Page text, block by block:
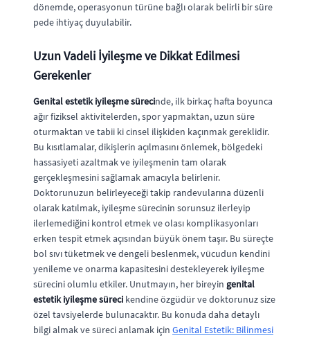
dönemde, operasyonun türüne bağlı olarak belirli bir süre
pede ihtiyaç duyulabilir.
Uzun Vadeli İyileşme ve Dikkat Edilmesi
Gerekenler
Genital estetik iyileşme sürecinde, ilk birkaç hafta boyunca
ağır fiziksel aktivitelerden, spor yapmaktan, uzun süre
oturmaktan ve tabii ki cinsel ilişkiden kaçınmak gereklidir.
Bu kısıtlamalar, dikişlerin açılmasını önlemek, bölgedeki
hassasiyeti azaltmak ve iyileşmenin tam olarak
gerçekleşmesini sağlamak amacıyla belirlenir.
Doktorunuzun belirleyeceği takip randevularına düzenli
olarak katılmak, iyileşme sürecinin sorunsuz ilerleyip
ilerlemediğini kontrol etmek ve olası komplikasyonları
erken tespit etmek açısından büyük önem taşır. Bu süreçte
bol sıvı tüketmek ve dengeli beslenmek, vücudun kendini
yenileme ve onarma kapasitesini destekleyerek iyileşme
sürecini olumlu etkiler. Unutmayın, her bireyin genital
estetik iyileşme süreci kendine özgüdür ve doktorunuz size
özel tavsiyelerde bulunacaktır. Bu konuda daha detaylı
bilgi almak ve süreci anlamak için Genital Estetik: Bilinmesi